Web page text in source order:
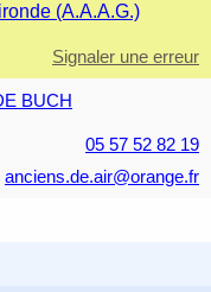
(A.A.A.G.)
Signaler une erreur
BUCH
05 57 52 82 19
anciens.de.air@orange.fr